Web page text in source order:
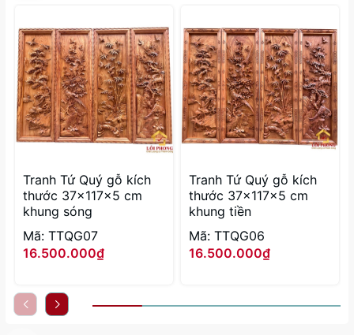
Tranh Tứ Quý gỗ kích
thước 37x117x5 cm
khung sóng
Mã: TTQG07
16.500.000₫
Tranh Tứ Quý gỗ kích
thước 37x117x5 cm
khung tiền
Mã: TTQG06
16.500.000₫